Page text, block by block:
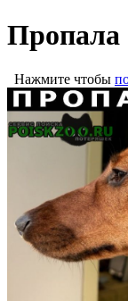
Пропала
Нажмите чтобы